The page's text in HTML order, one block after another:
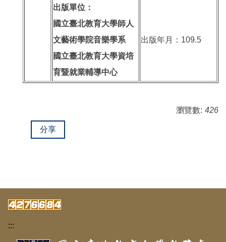
出版單位：
國立臺北教育大學師人
文藝術學院音樂學系
國立臺北教育大學資培
育暨就業輔導中心
出版年月：109.5
瀏覽數: 426
分享
:::